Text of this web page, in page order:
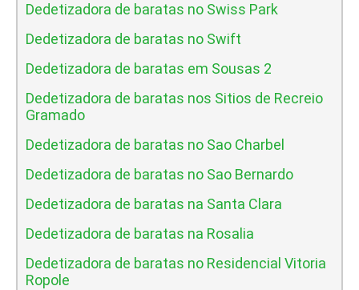
Dedetizadora de baratas no Swiss Park
Dedetizadora de baratas no Swift
Dedetizadora de baratas em Sousas 2
Dedetizadora de baratas nos Sitios de Recreio
Gramado
Dedetizadora de baratas no Sao Charbel
Dedetizadora de baratas no Sao Bernardo
Dedetizadora de baratas na Santa Clara
Dedetizadora de baratas na Rosalia
Dedetizadora de baratas no Residencial Vitoria
Ropole